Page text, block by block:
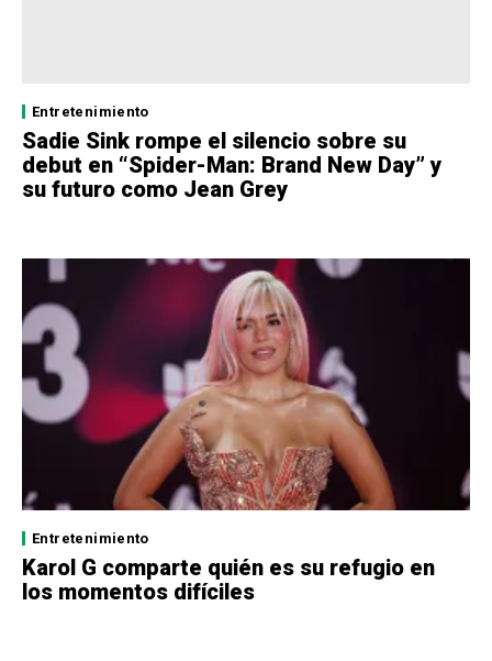
Entretenimiento
Sadie Sink rompe el silencio sobre su
debut en “Spider-Man: Brand New Day” y
su futuro como Jean Grey
Entretenimiento
Karol G comparte quién es su refugio en
los momentos difíciles